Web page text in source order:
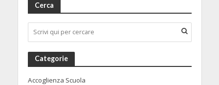
Cerca
Categorie
Accoglienza Scuola